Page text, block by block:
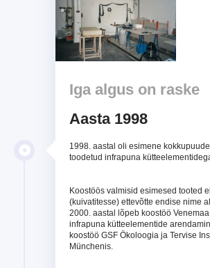
Iga algus on raske
Aasta 1998
1998. aastal oli esimene
toodetud infrapuna
Koostöös valmisid esimesed tooted
(kuivatitesse) ettevõtte endise nime
2000. aastal lõpeb koostöö
infrapuna kütteelementide
koostöö GSF Ökoloogia ja Tervise
Münchenis.